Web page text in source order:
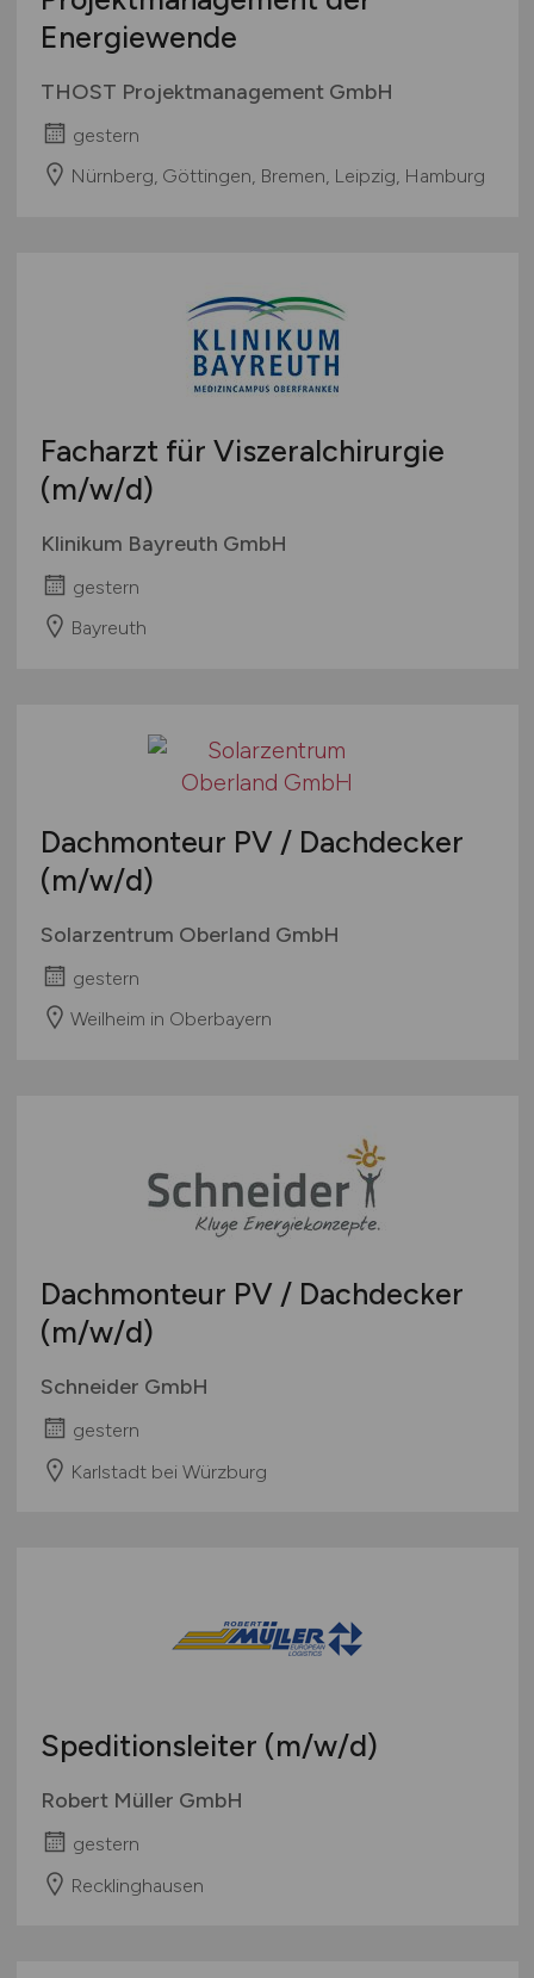
Energiewende
THOST Projektmanagement GmbH
gestern
Nürnberg, Göttingen, Bremen, Leipzig, Hamburg
Facharzt für Viszeralchirurgie
(m/w/d)
Klinikum Bayreuth GmbH
gestern
Bayreuth
Dachmonteur PV / Dachdecker
(m/w/d)
Solarzentrum Oberland GmbH
gestern
Weilheim in Oberbayern
Dachmonteur PV / Dachdecker
(m/w/d)
Schneider GmbH
gestern
Karlstadt bei Würzburg
Speditionsleiter (m/w/d)
Robert Müller GmbH
gestern
Recklinghausen